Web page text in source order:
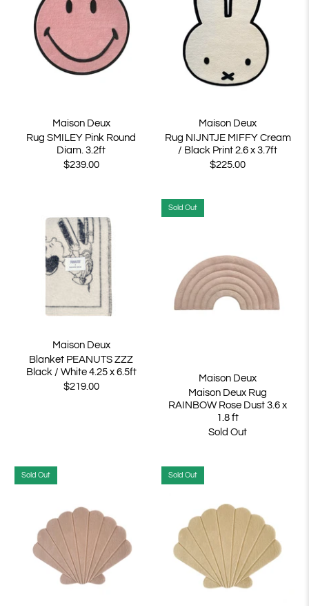
Maison Deux
Rug SMILEY Pink Round
Diam. 3.2ft
$239.00
Maison Deux
Rug NIJNTJE MIFFY Cream
/ Black Print 2.6 x 3.7ft
$225.00
Maison Deux
Blanket PEANUTS ZZZ
Black / White 4.25 x 6.5ft
$219.00
Sold Out
Maison Deux
Maison Deux Rug
RAINBOW Rose Dust 3.6 x
1.8 ft
Sold Out
Sold Out Sold Out